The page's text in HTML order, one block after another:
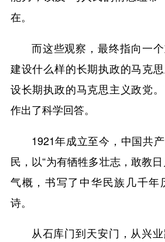
在。
而这些观察，最终指向一
建设什么样的长期执政的马克
设长期执政的马克思主义政党
作出了科学回答。
1921年成立至今，中国共
民，以“为有牺牲多壮志，敢教
气概，书写了中华民族几千年
诗。
从石库门到天安门，从兴